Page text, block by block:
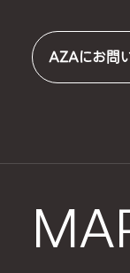
AZAにお問